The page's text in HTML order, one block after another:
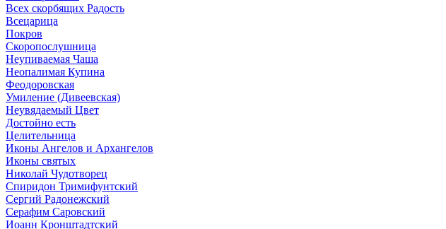
Всех скорбящих Радость
Всецарица
Покров
Скоропослушница
Неупиваемая Чаша
Неопалимая Купина
Феодоровская
Умиление (Дивеевская)
Неувядаемый Цвет
Достойно есть
Целительница
Иконы Ангелов и Архангелов
Иконы святых
Николай Чудотворец
Спиридон Тримифунтский
Сергий Радонежский
Серафим Саровский
Иоанн Кронштадтский